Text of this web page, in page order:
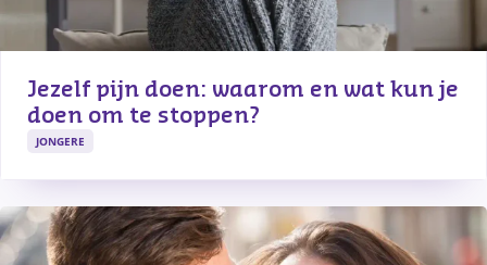
Jezelf pijn doen: waarom en wat kun je
doen om te stoppen?
JONGERE